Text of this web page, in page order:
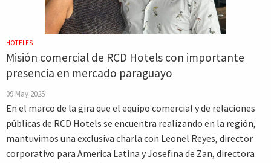
HOTELES
Misión comercial de RCD Hotels con importante
presencia en mercado paraguayo
09 May 2025
En el marco de la gira que el equipo comercial y de relaciones
públicas de RCD Hotels se encuentra realizando en la región,
mantuvimos una exclusiva charla con Leonel Reyes, director
corporativo para America Latina y Josefina de Zan, directora